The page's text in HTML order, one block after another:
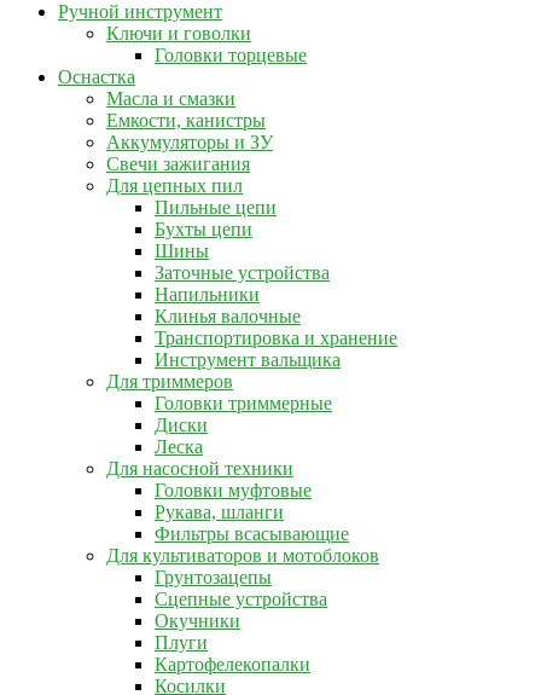
Ручной инструмент
Ключи и говолки
Головки торцевые
Оснастка
Масла и смазки
Емкости, канистры
Аккумуляторы и ЗУ
Свечи зажигания
Для цепных пил
Пильные цепи
Бухты цепи
Шины
Заточные устройства
Напильники
Клинья валочные
Транспортировка и хранение
Инструмент вальщика
Для триммеров
Головки триммерные
Диски
Леска
Для насосной техники
Головки муфтовые
Рукава, шланги
Фильтры всасывающие
Для культиваторов и мотоблоков
Грунтозацепы
Сцепные устройства
Окучники
Плуги
Картофелекопалки
Косилки